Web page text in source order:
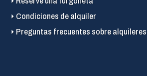
Condiciones de alquiler
Preguntas frecuentes sobre alquileres